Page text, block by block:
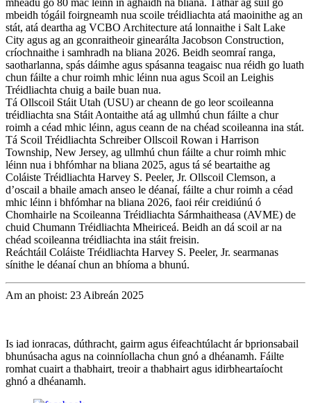
mhéadú go 80 mac léinn in aghaidh na bliana. Táthar ag súil go
mbeidh tógáil foirgneamh nua scoile tréidliachta atá maoinithe ag an
stát, atá deartha ag VCBO Architecture atá lonnaithe i Salt Lake
City agus ag an gconraitheoir ginearálta Jacobson Construction,
críochnaithe i samhradh na bliana 2026. Beidh seomraí ranga,
saotharlanna, spás dáimhe agus spásanna teagaisc nua réidh go luath
chun fáilte a chur roimh mhic léinn nua agus Scoil an Leighis
Tréidliachta chuig a baile buan nua.
Tá Ollscoil Stáit Utah (USU) ar cheann de go leor scoileanna
tréidliachta sna Stáit Aontaithe atá ag ullmhú chun fáilte a chur
roimh a céad mhic léinn, agus ceann de na chéad scoileanna ina stát.
Tá Scoil Tréidliachta Schreiber Ollscoil Rowan i Harrison
Township, New Jersey, ag ullmhú chun fáilte a chur roimh mhic
léinn nua i bhfómhar na bliana 2025, agus tá sé beartaithe ag
Coláiste Tréidliachta Harvey S. Peeler, Jr. Ollscoil Clemson, a
d’oscail a bhaile amach anseo le déanaí, fáilte a chur roimh a céad
mhic léinn i bhfómhar na bliana 2026, faoi réir creidiúnú ó
Chomhairle na Scoileanna Tréidliachta Sármhaitheasa (AVME) de
chuid Chumann Tréidliachta Mheiriceá. Beidh an dá scoil ar na
chéad scoileanna tréidliachta ina stáit freisin.
Reáchtáil Coláiste Tréidliachta Harvey S. Peeler, Jr. searmanas
sínithe le déanaí chun an bhíoma a bhunú.
Am an phoist: 23 Aibreán 2025
Is iad ionracas, dúthracht, gairm agus éifeachtúlacht ár bprionsabail
bhunúsacha agus na coinníollacha chun gnó a dhéanamh. Fáilte
romhat cuairt a thabhairt, treoir a thabhairt agus idirbheartaíocht
ghnó a dhéanamh.